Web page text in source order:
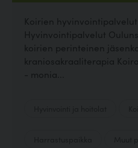
Koirien hyvinvointipalvelut
Hyvinvointipalvelut
koirien perinteinen
kraniosakraaliterapia
- monia...